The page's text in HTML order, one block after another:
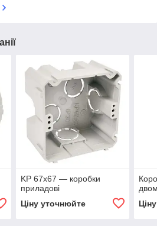
KP 67х67 — коробки
приладові
Ціну уточнюйте